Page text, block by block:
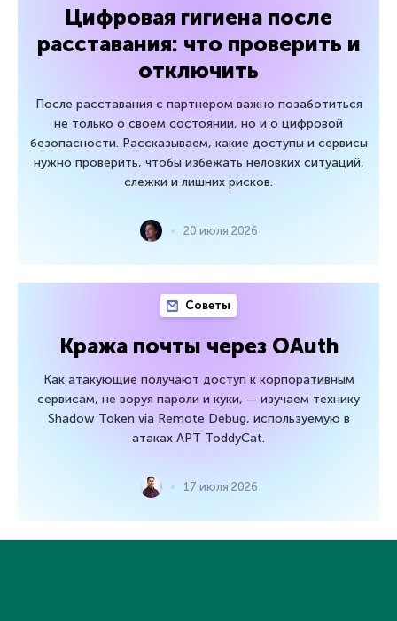
Цифровая гигиена после
расставания: что проверить и
отключить
После расставания с партнером важно позаботиться
не только о своем состоянии, но и о цифровой
безопасности. Рассказываем, какие доступы и сервисы
нужно проверить, чтобы избежать неловких ситуаций,
слежки и лишних рисков.
20 июля 2026
Советы
Кража почты через OAuth
Как атакующие получают доступ к корпоративным
сервисам, не воруя пароли и куки, — изучаем технику
Shadow Token via Remote Debug, используемую в
атаках APT ToddyCat.
17 июля 2026